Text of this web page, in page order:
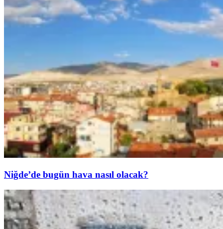
Niğde’de bugün hava nasıl olacak?